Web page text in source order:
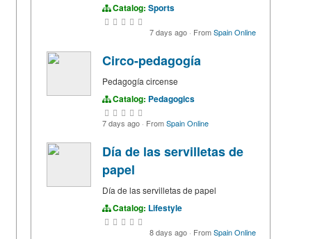
Catalog: Sports
7 days ago · FromSpain Online
Circo-pedagogía
Pedagogía circense
Catalog: Pedagogics
7 days ago · FromSpain Online
Día de las servilletas de
papel
Día de las servilletas de papel
Catalog: Lifestyle
8 days ago · FromSpain Online